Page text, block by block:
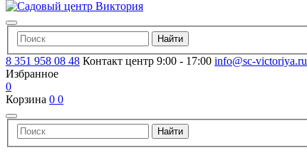
8 351 958 08 48 Контакт центр 9:00 - 17:00 info@sc-victoriya.ru
Избранное
0
Корзина 0 0